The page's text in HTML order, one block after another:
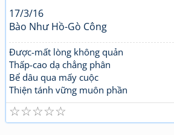
17/3/16
Bào Như Hồ-Gò Công
Được-mất lòng không quản
Thấp-cao dạ chẳng phân
Bể dâu qua mấy cuộc
Thiện tánh vững muôn phần
☆
☆
☆
☆
☆